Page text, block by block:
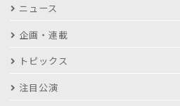
ニュース
企画・連載
トピックス
注目公演